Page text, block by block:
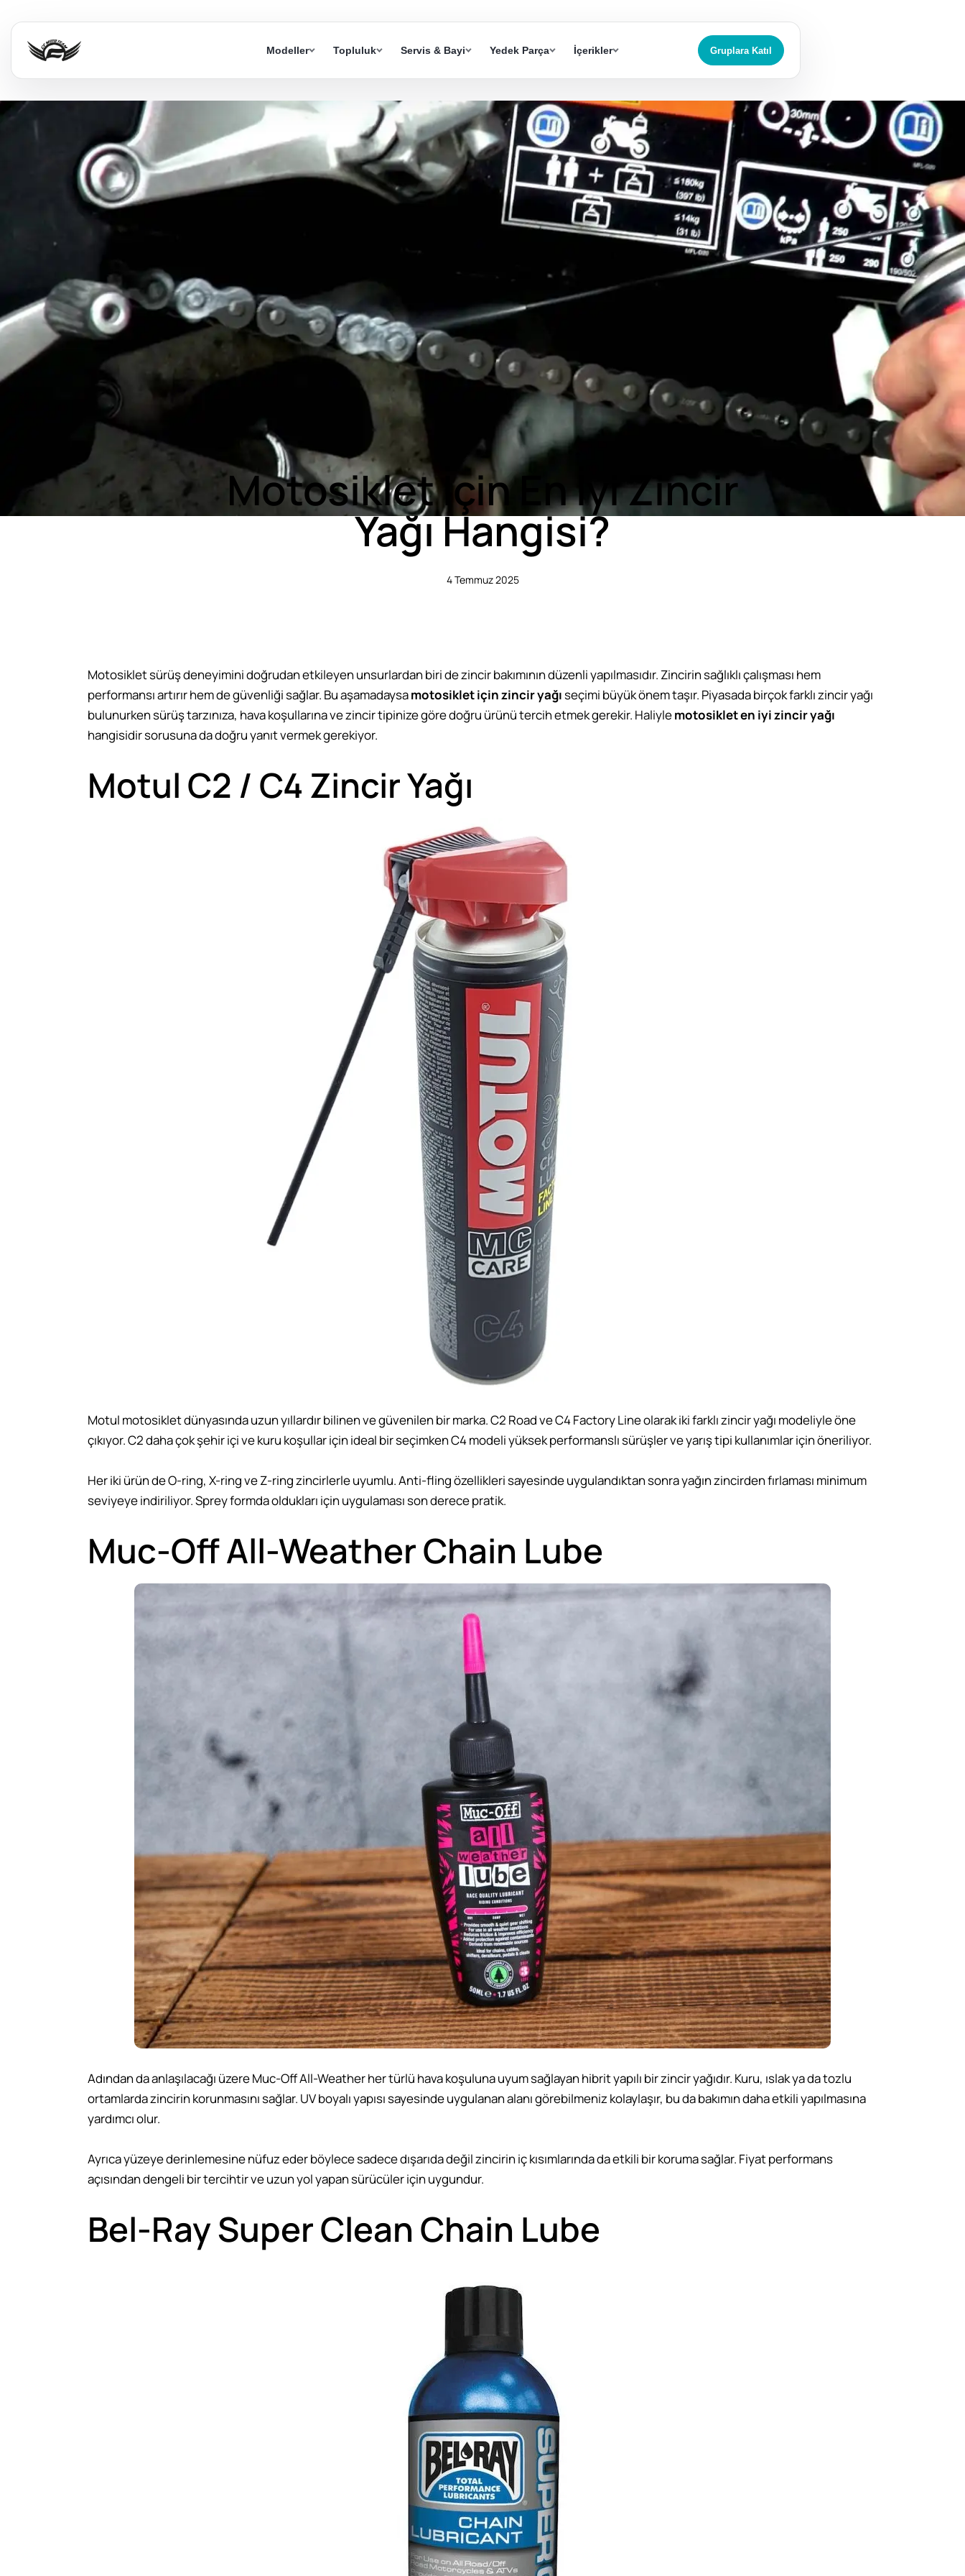
Modeller Topluluk Servis & Bayi Yedek Parça İçerikler Gruplara Katıl
Motosiklet İçin En İyi Zincir
Yağı Hangisi?
4 Temmuz 2025
Motosiklet sürüş deneyimini doğrudan etkileyen unsurlardan biri de zincir bakımının düzenli yapılmasıdır. Zincirin sağlıklı çalışması hem
performansı artırır hem de güvenliği sağlar. Bu aşamadaysamotosiklet için zincir yağıseçimi büyük önem taşır. Piyasada birçok farklı zincir yağı
bulunurken sürüş tarzınıza, hava koşullarına ve zincir tipinize göre doğru ürünü tercih etmek gerekir. Haliylemotosiklet en iyi zincir yağı
hangisidir sorusuna da doğru yanıt vermek gerekiyor.
Motul C2 / C4 Zincir Yağı
Motul motosiklet dünyasında uzun yıllardır bilinen ve güvenilen bir marka. C2 Road ve C4 Factory Line olarak iki farklı zincir yağı modeliyle öne
çıkıyor. C2 daha çok şehir içi ve kuru koşullar için ideal bir seçimken C4 modeli yüksek performanslı sürüşler ve yarış tipi kullanımlar için öneriliyor.
Her iki ürün de O-ring, X-ring ve Z-ring zincirlerle uyumlu. Anti-fling özellikleri sayesinde uygulandıktan sonra yağın zincirden fırlaması minimum
seviyeye indiriliyor. Sprey formda oldukları için uygulaması son derece pratik.
Muc-Off All-Weather Chain Lube
Adından da anlaşılacağı üzere Muc-Off All-Weather her türlü hava koşuluna uyum sağlayan hibrit yapılı bir zincir yağıdır. Kuru, ıslak ya da tozlu
ortamlarda zincirin korunmasını sağlar. UV boyalı yapısı sayesinde uygulanan alanı görebilmeniz kolaylaşır, bu da bakımın daha etkili yapılmasına
yardımcı olur.
Ayrıca yüzeye derinlemesine nüfuz eder böylece sadece dışarıda değil zincirin iç kısımlarında da etkili bir koruma sağlar. Fiyat performans
açısından dengeli bir tercihtir ve uzun yol yapan sürücüler için uygundur.
Bel-Ray Super Clean Chain Lube